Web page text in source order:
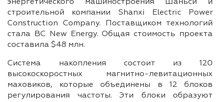
энергетического машиностроения Шаньси и
строительной компании Shanxi Electric Power
Construction Company. Поставщиком технологий
стала BC New Energy. Общая стоимость проекта
составила $48 млн.
Система накопления состоит из 120
высокоскоростных магнитно-левитационных
маховиков, которые объединены в 12 блоков
регулирования частоты. Эти блоки образуют